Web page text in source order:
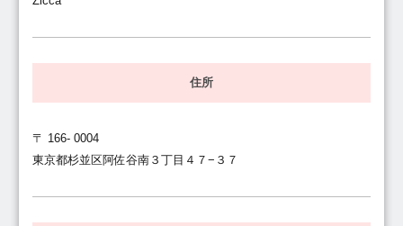
住所
〒 166- 0004
東京都杉並区阿佐谷南３丁目４７−３７